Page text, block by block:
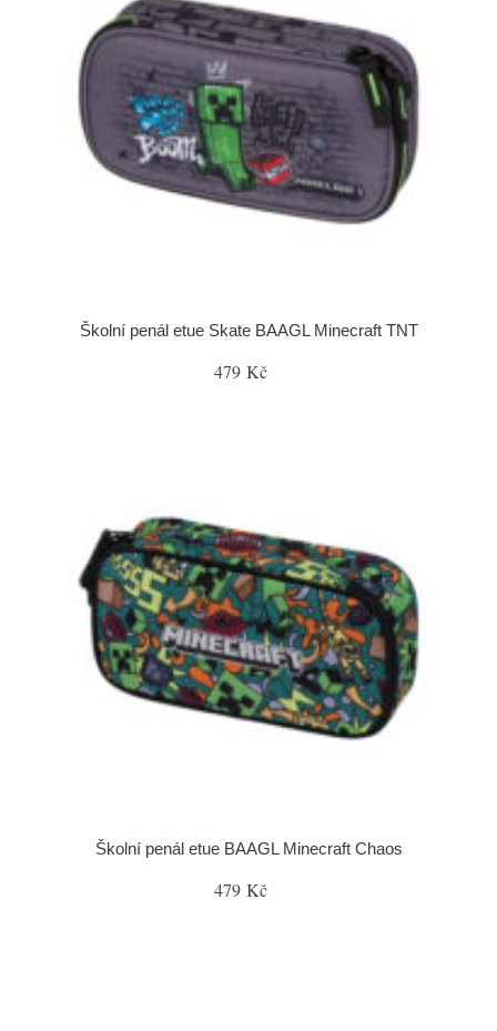
Školní penál etue Skate BAAGL Minecraft TNT
479 Kč
Školní penál etue BAAGL Minecraft Chaos
479 Kč